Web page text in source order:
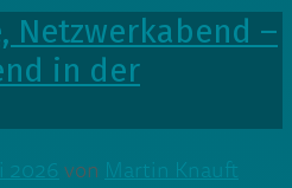
Netzwerkabend –
in der
2026von Martin Knauft